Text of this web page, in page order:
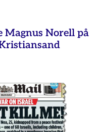
Magnus Norell på